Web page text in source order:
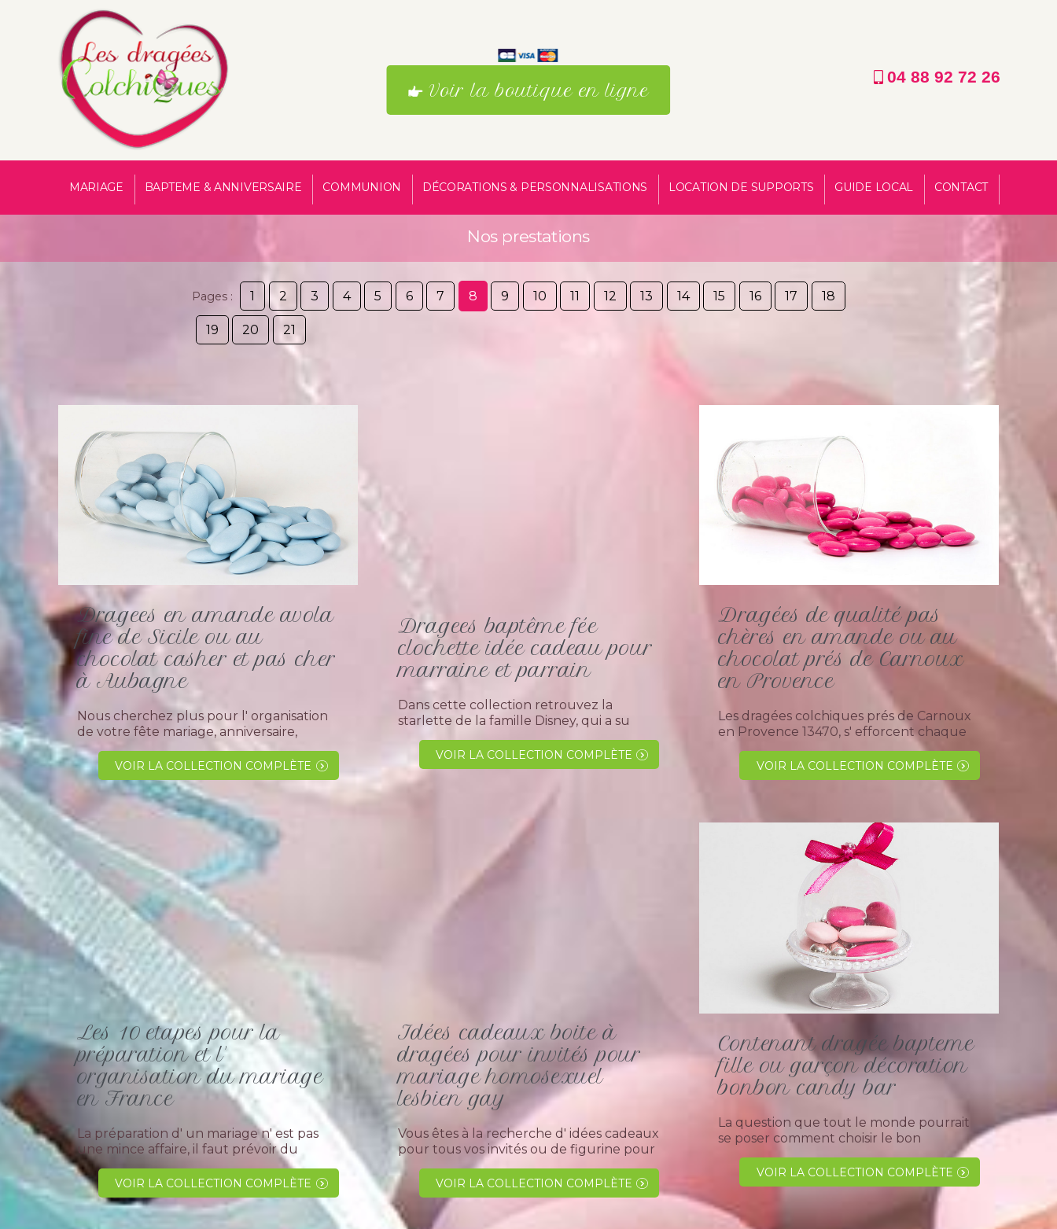
Voir la boutique en ligne
04 88 92 72 26
MARIAGE BAPTEME & ANNIVERSAIRE COMMUNION DÉCORATIONS & PERSONNALISATIONS LOCATION DE SUPPORTS GUIDE LOCAL CONTACT
Nos prestations
Pages : 1 2 3 4 5 6 7 8 9 10 11 12 13 14 15 16 17 18
19 20 21
Dragees en amande avola
fine de Sicile ou au
chocolat casher et pas cher
à Aubagne
Nous cherchez plus pour l' organisation
de votre fête mariage, anniversaire,
communion ou Bar-mitzvah, vous avez
trouvez le magasin qu' il vous faut. Nous
sommes une entreprise familiale en
activité depuis plus de 40 ans, nous
VOIR LA COLLECTION COMPLÈTE
Dragees baptême fée
clochette idée cadeau pour
marraine et parrain
Dans cette collection retrouvez la
starlette de la famille Disney, qui a su
ride. Je veux bien évidemment vous
parler de la ravissante et mythique Fée
Clochette. Les adolescentes comme les...
VOIR LA COLLECTION COMPLÈTE
Dragées de qualité pas
chères en amande ou au
chocolat prés de Carnoux
en Provence
Les dragées colchiques prés de Carnoux
en Provence 13470, s' efforcent chaque
année à trouver des dragées de qualité à
petits prix, notre relation avec la clientèle
ne s' arrête pas...
VOIR LA COLLECTION COMPLÈTE
Les 10 etapes pour la
préparation et l'
organisation du mariage
en France
La préparation d' un mariage n' est pas
une mince affaire, il faut prévoir du
temps et de l' organisation pour le bon
déroulement, ne négligez aucune étape
et vous aurez un mariage parfait, à la
hauteur de...
VOIR LA COLLECTION COMPLÈTE
Idées cadeaux boite à
dragées pour invités pour
mariage homosexuel
lesbien gay
Vous êtes à la recherche d' idées cadeaux
pour tous vos invités ou de figurine pour
un mariage entre homme ou entre
femme de même sexe ne vous inquiétez
plus, pas de soucis nous avons ce qu' il
vous faut....
VOIR LA COLLECTION COMPLÈTE
Contenant dragée bapteme
fille ou garçon décoration
bonbon candy bar
La question que tout le monde pourrait
se poser comment choisir le bon
professionnel pour l' évènement de mon
enfant ?Effectivement une question
récurrente pour la plupart des
personnes qui cherchent, à acheter en
toute...
VOIR LA COLLECTION COMPLÈTE